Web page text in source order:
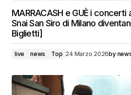
MARRACASH e GUÈ i concerti
Snai San Siro di Milano
Biglietti]
live news Top 24 Marzo 2026by